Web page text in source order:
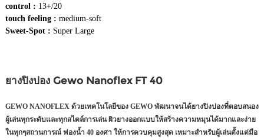
control : 13+/20
touch feeling : medium-soft
Sweet-Spot : Super Large
ยางปิงปอง Gewo Nanoflex FT 40
GEWO NANOFLEX ด้วยเทคโนโลยีของ GEWO พัฒนาจนได้ยางปิงปองที่ตอบสนอง
ผู้เล่นทุกระดับและทุกสไตล์การเล่น ผิวยางออกแบบให้สร้างความหมุนได้มากและง่าย
ในทุกๆสถานการณ์ ฟองน้ำ 40 องศา ให้การควบคุมสูงสุด เหมาะสำหรับผู้เล่นตั้งแต่มือ